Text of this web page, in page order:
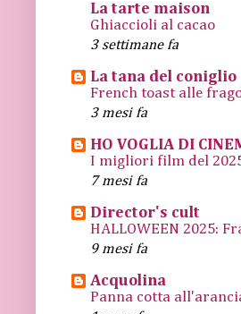
La tarte maison
Ghiaccioli al cacao
3 settimane fa
La tana del coniglio
French toast alle
3 mesi fa
HO VOGLIA DI
I migliori film del
7 mesi fa
Director's cult
HALLOWEEN 2025:
9 mesi fa
Acquolina
Panna cotta